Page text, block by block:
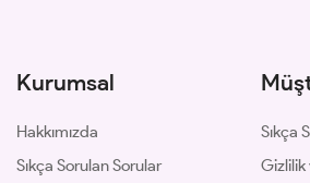
Kurumsal
Hakkımızda
Sıkça Sorulan Sorular
Sıkça
Gizlilik